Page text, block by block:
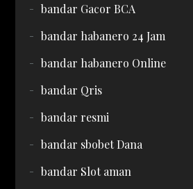
bandar Gacor BCA
bandar habanero 24 Jam
bandar habanero Online
bandar Qris
bandar resmi
bandar sbobet Dana
bandar Slot aman